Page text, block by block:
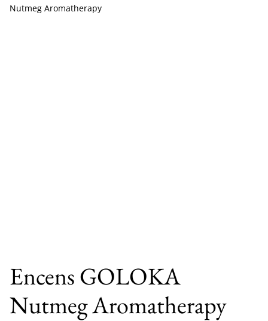
Nutmeg Aromatherapy
Encens GOLOKA
Nutmeg Aromatherapy